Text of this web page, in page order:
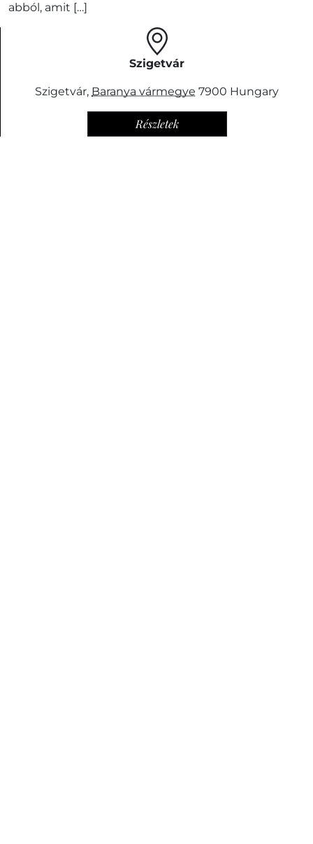
abból, amit […]
Szigetvár
Szigetvár, Baranya vármegye 7900 Hungary
Részletek